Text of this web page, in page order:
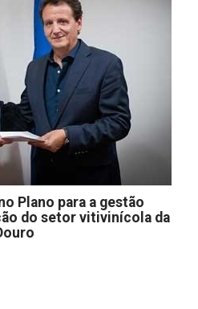
Plano para a gestão
do setor vitivinícola da